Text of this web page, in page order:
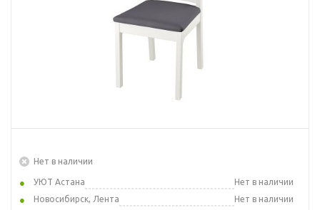
Нет в наличии
УЮТ Астана
Нет в наличии
Новосибирск, Лента
Нет в наличии